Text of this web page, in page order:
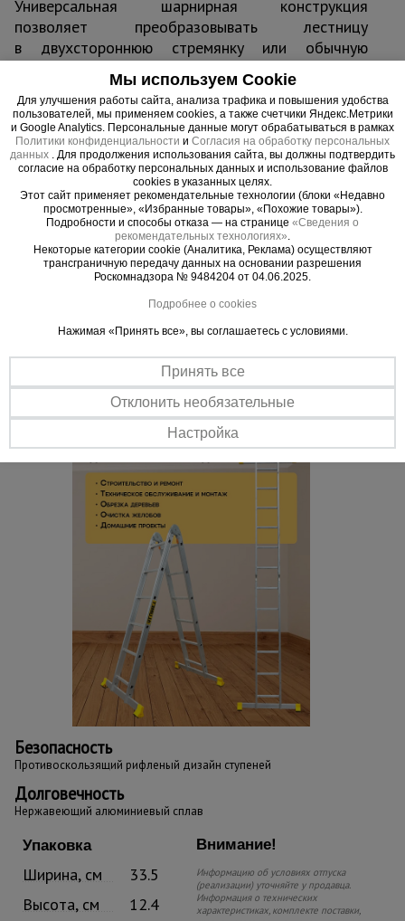
Универсальная шарнирная конструкция
позволяет преобразовывать лестницу
в двухстороннюю стремянку или обычную
приставную лестницу. Широкая траверса
обеспечивает устойчивость при проведении
работ. Изготовлена из легкого алюминиевого
профиля. Может перемещаться и складываться/
раскладываться одним человеком. Компактна
при хранении и транспортировке.
Важные преимущества –
эффективная работа
Надежная опора
Башмаки из нескользящего материала предотвращают случайный
сдвиг или опрокидывание лестницы во время работы
Малый вес
Легко складывается/раскладывается и транспортируется
Безопасность
Противоскользящий рифленый дизайн ступеней
Долговечность
Нержавеющий алюминиевый сплав
Упаковка
Ширина, см
33.5
Высота, см
12.4
Внимание!
Информацию об условиях отпуска
(реализации) уточняйте у продавца.
Информация о технических
характеристиках, комплекте поставки,
Мы используем Cookie
Для улучшения работы сайта, анализа трафика и повышения удобства
пользователей, мы применяем cookies, а также счетчики Яндекс.Метрики
и Google Analytics. Персональные данные могут обрабатываться в рамках
Политики конфиденциальности и Согласия на обработку персональных
данных . Для продолжения использования сайта, вы должны подтвердить
согласие на обработку персональных данных и использование файлов
cookies в указанных целях.
Этот сайт применяет рекомендательные технологии (блоки «Недавно
просмотренные», «Избранные товары», «Похожие товары»).
Подробности и способы отказа — на странице «Сведения о
рекомендательных технологиях».
Некоторые категории cookie (Аналитика, Реклама) осуществляют
трансграничную передачу данных на основании разрешения
Роскомнадзора № 9484204 от 04.06.2025.
Подробнее о cookies
Нажимая «Принять все», вы соглашаетесь с условиями.
Принять все
Отклонить необязательные
Настройка